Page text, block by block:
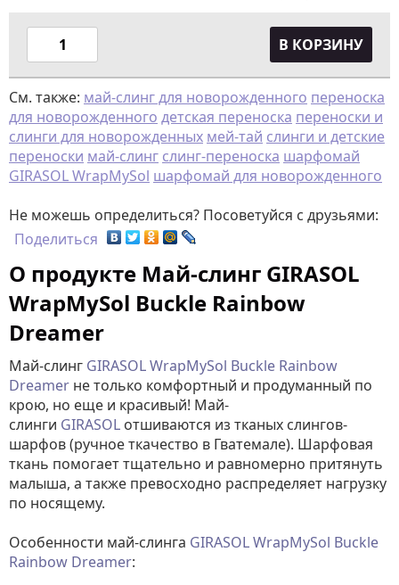
В КОРЗИНУ
См. также: май-слинг для новорожденного переноска
для новорожденного детская переноска переноски и
слинги для новорожденных мей-тай слинги и детские
переноски май-слинг слинг-переноска шарфомай
GIRASOL WrapMySol шарфомай для новорожденного
Не можешь определиться? Посоветуйся с друзьями:
Поделиться
О продукте Май-слинг GIRASOL
WrapMySol Buckle Rainbow
Dreamer
Май-слинг GIRASOL WrapMySol Buckle Rainbow
Dreamer не только комфортный и продуманный по
крою, но еще и красивый! Май-
слинги GIRASOL отшиваются из тканых слингов-
шарфов (ручное ткачество в Гватемале). Шарфовая
ткань помогает тщательно и равномерно притянуть
малыша, а также превосходно распределяет нагрузку
по носящему.
Особенности май-слинга GIRASOL WrapMySol Buckle
Rainbow Dreamer: